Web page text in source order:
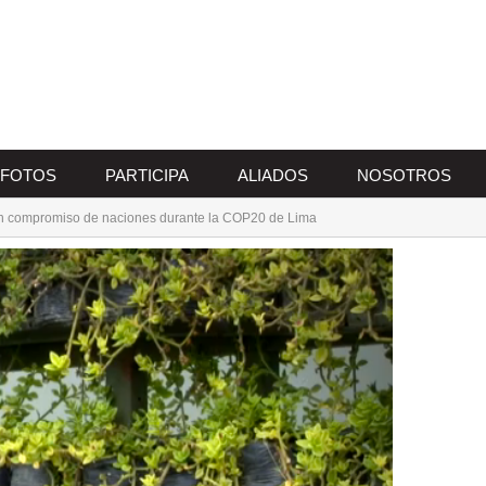
FOTOS PARTICIPA ALIADOS NOSOTROS
de naciones durante la COP20 de Lima